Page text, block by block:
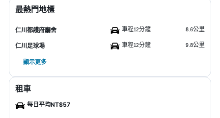
最熱門地標
仁川都護府廳舍 車程12分鐘 8.6公里
仁川足球場 車程12分鐘 9.8公里
顯示更多
租車
每日平均NT$57